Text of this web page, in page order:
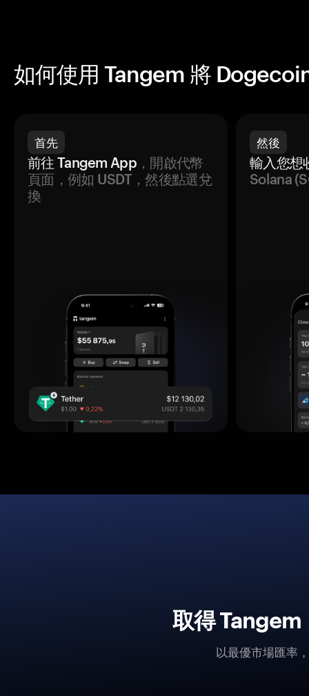
如何使用 Tangem 將
首先
前往 Tangem App，開啟代幣
頁面，例如 USDT，然後點選兌
換
然後
輸入您想
Solana
取得 Tangem
以最優市場匯率